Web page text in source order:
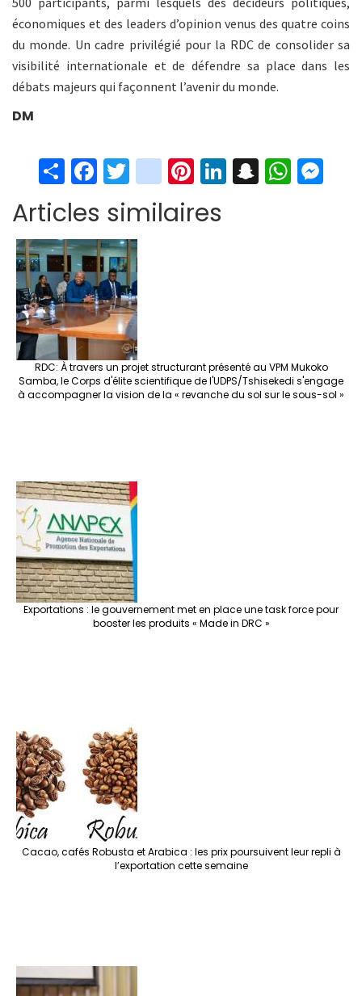
économiques et des leaders d’opinion venus des quatre coins
du monde. Un cadre privilégié pour la RDC de consolider sa
visibilité internationale et de défendre sa place dans les
débats majeurs qui façonnent l’avenir du monde.
DM
S
h
ar
e
Fa
ce
b
o
o
k
T
wi
tt
er
in
st
ag
Pi
er
Li S W
Articles similaires
RDC: À travers un projet structurant présenté au VPM Mukoko
Samba, le Corps d'élite scientifique de l'UDPS/Tshisekedi s'engage
à accompagner la vision de la « revanche du sol sur le sous-sol »
Exportations : le gouvernement met en place une task force pour
booster les produits « Made in DRC »
Cacao, cafés Robusta et Arabica : les prix poursuivent leur repli à
l’exportation cette semaine